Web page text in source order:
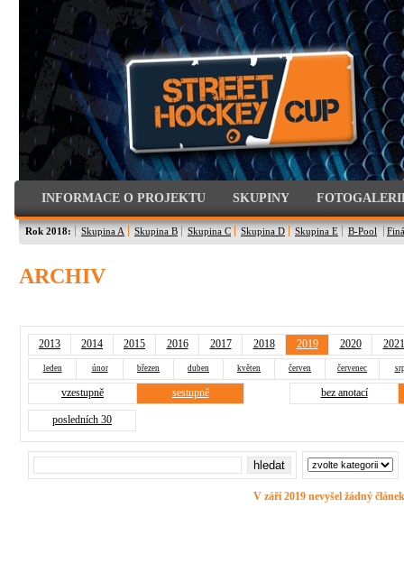
INFORMACE O PROJEKTU SKUPINY
Rok 2018: Skupina A Skupina B Skupina C Skupina D Skupina E B-Pool
ARCHIV
2013 2014 2015 2016 2017 2018 2019 2020 2021
leden únor březen duben květen červen červenec
vzestupně sestupně bez anotací
posledních 30
V září 2019 nevyšel žádný